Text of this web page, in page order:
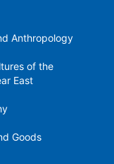
Anthropology
of the
East
Goods